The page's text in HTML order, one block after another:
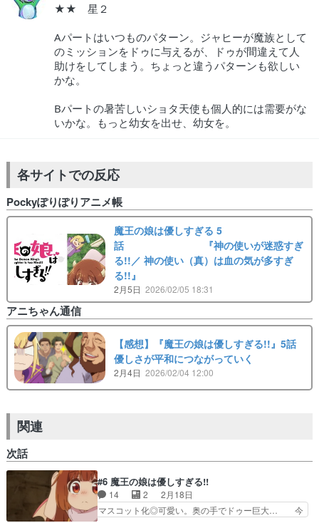
★★ 星２
Aパートはいつものパターン。ジャヒーが魔族として
のミッションをドゥに与えるが、ドゥが間違えて人
助けをしてしまう。ちょっと違うパターンも欲しい
かな。
Bパートの暑苦しいショタ天使も個人的には需要がな
いかな。もっと幼女を出せ、幼女を。
各サイトでの反応
Pockyぽりぽりアニメ帳
魔王の娘は優しすぎる 5
話 『神の使いが迷惑すぎ
る!!／ 神の使い（真）は血の気が多すぎ
る!!』
2月5日 2026/02/05 18:31
アニちゃん通信
【感想】『魔王の娘は優しすぎる!!』5話
優しさが平和につながっていく
2月4日 2026/02/04 12:00
関連
次話
#6 魔王の娘は優しすぎる!!
14 2
2月18日
マスコット化◎可愛い。奥の手でドゥー巨大… 今